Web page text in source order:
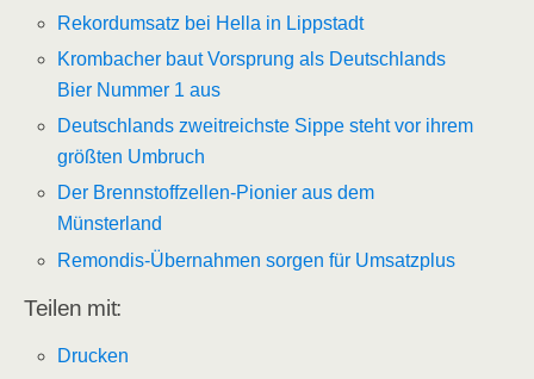
Rekordumsatz bei Hella in Lippstadt
Krombacher baut Vorsprung als Deutschlands
Bier Nummer 1 aus
Deutschlands zweitreichste Sippe steht vor ihrem
größten Umbruch
Der Brennstoffzellen-Pionier aus dem
Münsterland
Remondis-Übernahmen sorgen für Umsatzplus
Teilen mit:
Drucken